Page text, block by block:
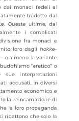
dai monaci fedeli al
tradotto dal
Queste ultime, dal
i complicati
fra monaci e
loro daglihokke-
o almeno la variante
“eretico” o
interpretazioni
accusati, in diversi
economico e
la reincarnazione di
la loro propaganda
ribattono che solo la